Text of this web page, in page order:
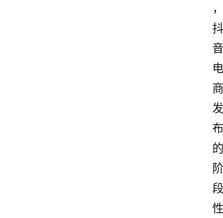
，
抖
音
电
商
发
布
的
阶
段
性